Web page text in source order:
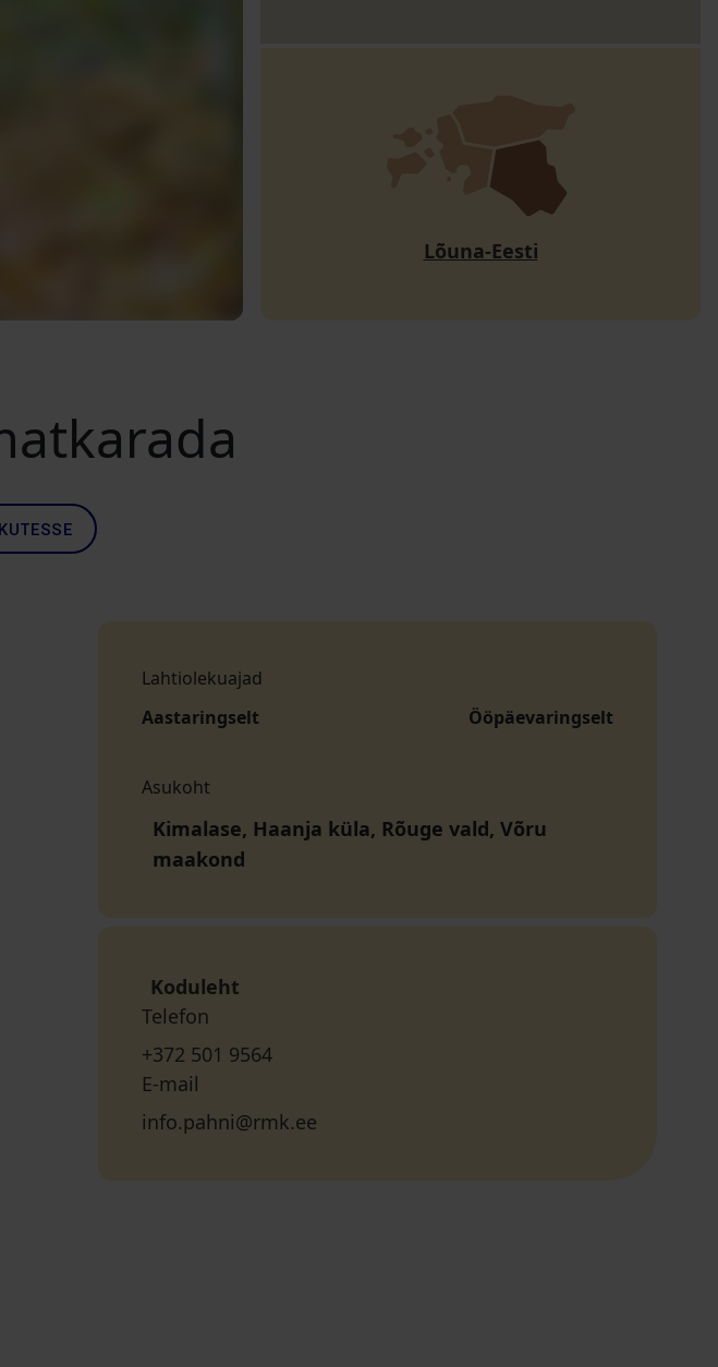
Lõuna-Eesti
Lahtiolekuajad
Aastaringselt
Ööpäevaringselt
Asukoht
Kimalase, Haanja küla, Rõuge vald, Võru
maakond
Koduleht
Telefon
+372 501 9564
E-mail
info.pahni@rmk.ee